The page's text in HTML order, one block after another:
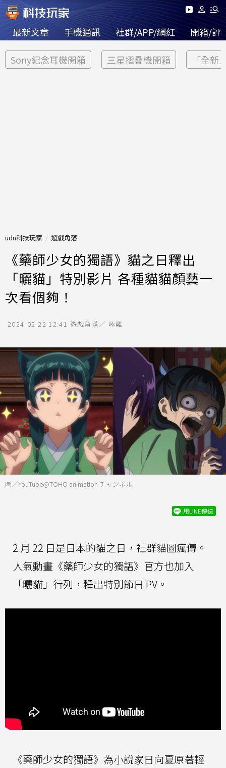
最新文章 手機通訊 社群/APP/網紅 開箱/評
Sony紀念耳機開箱 三星摺疊機開箱 「全新
udn科技玩家 遊戲角落
《藥師少女的獨語》貓之日釋出
「曬貓」特別影片 各種貓貓顏藝一
次看個夠！
2024-02-22 12:41 遊戲角落／ 啄雞
圖／YouTube@TOHO animation チャンネル
用LINE傳送
2 月 22 日是日本的貓之日，社群貓圖瘋傳。
人氣動畫《藥師少女的獨語》官方也加入
「曬貓」行列，釋出特別節日 PV。
《藥師少女的獨語》為小說家日向夏原著輕